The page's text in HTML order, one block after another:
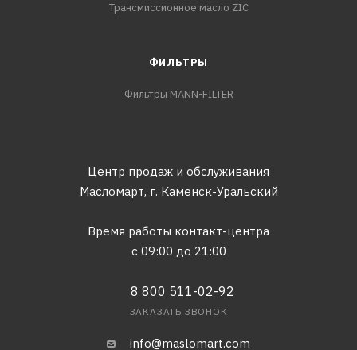
Трансмиссионное масло ZIC
ФИЛЬТРЫ
Фильтры MANN-FILTER
Центр продаж и обслуживания
Масломарт, г. Каменск-Уральский
Время работы контакт-центра
с 09:00 до 21:00
8 800 511-02-92
ЗАКАЗАТЬ ЗВОНОК
info@maslomart.com